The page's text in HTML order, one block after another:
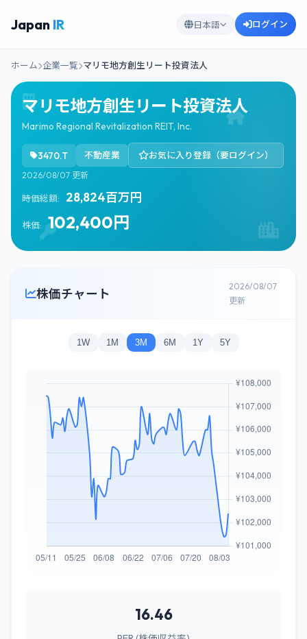
Japan IR 日本語 ログイン
ホーム 企業一覧 マリモ地方創生リート投資法人
マリモ地方創生リート投資法人
Marimo Regional Revitalization REIT, Inc.
3470.T 不動産業 お気に入り登録（要ログイン）
2026/08/07 更新
時価総額: 28,824百万円
株価: 102,400円
株価チャート
2026/08/07
更新
1W 1M 3M 6M 1Y 5Y
16.46